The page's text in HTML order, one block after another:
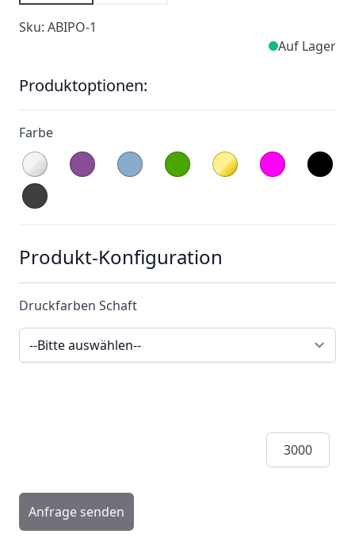
Sku: ABIPO-1
Auf Lager
Produktoptionen:
Farbe
Produkt-Konfiguration
Druckfarben Schaft
Menge
Anfrage senden